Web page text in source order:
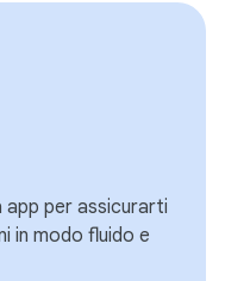
app per assicurarti
in modo fluido e